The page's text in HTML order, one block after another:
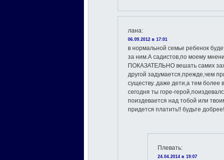
лана:
06.09.2012 в 17:01
в нормальной семье ребенок
за ним.А садистов,по моему
ПОКАЗАТЕЛЬНО вешать самих
другой задумается,прежде,чем
существу..даже дети,а тем
сегодня ты горе-
поиздевается над тобой или
придется платить!! будьте
Плевать:
24.04.2014 в 19:07